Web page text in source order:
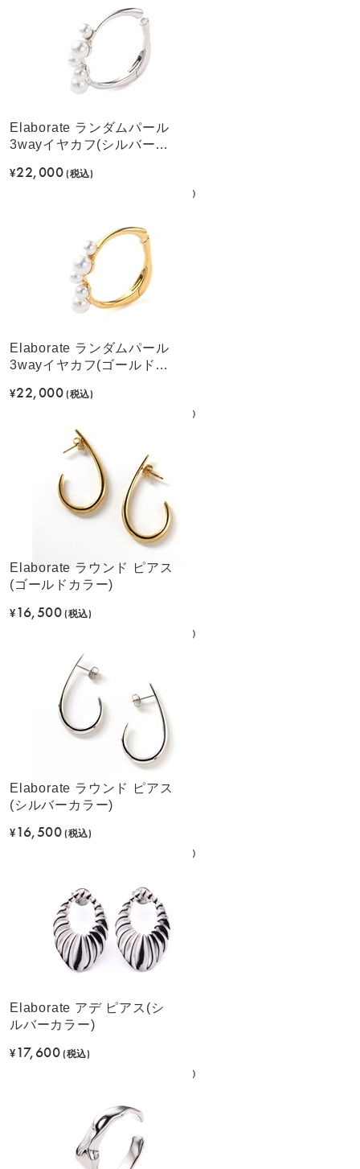
Elaborate ランダムパール
3wayイヤカフ(シルバーカ
¥22,000(税込)
Elaborate ランダムパール
3wayイヤカフ(ゴールドカ
¥22,000(税込)
Elaborate ラウンド ピアス
(ゴールドカラー)
¥ 16,500(税込)
Elaborate ラウンド ピアス
(シルバーカラー)
¥ 16,500(税込)
Elaborate アデ ピアス(シ
ルバーカラー)
¥ 17,600(税込)